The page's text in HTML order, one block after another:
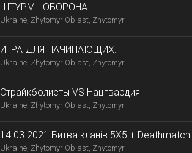
ШТУРМ - ОБОРОНА
Ukraine, Zhytomyr Oblast, Zhytomyr
ИГРА ДЛЯ НАЧИНАЮЩИХ.
Ukraine, Zhytomyr Oblast, Zhytomyr
Страйкболисты VS Нацгвардия
Ukraine, Zhytomyr Oblast, Zhytomyr
14.03.2021 Битва кланів 5Х5 + Deathmatch
Ukraine, Zhytomyr Oblast, Zhytomyr